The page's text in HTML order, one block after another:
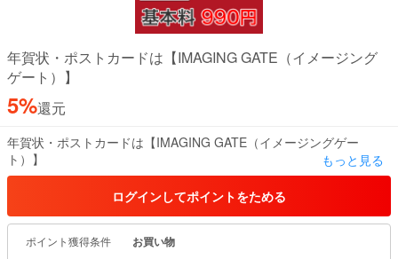
年賀状・ポストカードは【IMAGING GATE（イメージング
ゲート）】
5%還元
年賀状・ポストカードは【IMAGING GATE（イメージングゲー
ト）】
年賀状シーズンだけではなく、通年で結婚・誕生・転居等のあいさ
つにご利用いただけるテンプレートをご用意しています。
毎年秋以降は、豊富な年賀デザインと、喪中・寒中見舞いのテンプ
レートをご用意しております。
もっと見る
ログインしてポイントをためる
ポイント獲得条件 お買い物